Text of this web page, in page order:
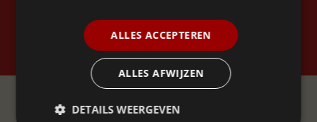
En vous inscrivant, vous acceptez lesPolitique de
confidentialité.
Profitez de
ALLES ACCEPTEREN
ALLES AFWIJZEN
DETAILS WEERGEVEN